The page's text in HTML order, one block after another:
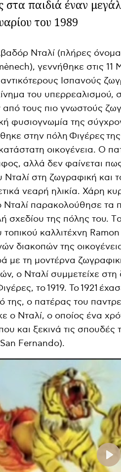
στα παιδιά έναν
του 1989
Νταλί (πλήρες
γεννήθηκε στις
Ισπανούς
του
από τους πιο γνωστούς
φυσιογνωμία της
στην πόλη Φιγέρες της
οικογένεια. Ο
αλλά δεν φαίνεται
Νταλί στη ζωγραφική και
νεαρή ηλικία. Χάρη
Νταλί παρακολούθησε
σχεδίου της πόλης του.
τοπικού καλλιτέχνη
διακοπών της
με τη μοντέρνα
ο Νταλί συμμετείχε
το 1919. Το 1921
της, ο πατέρας του
ο Νταλί, ο οποίος ένα
και ξεκινά τις
Fernando).
P